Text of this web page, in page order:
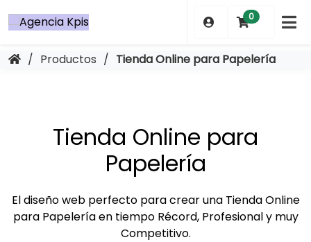
al
0
/ Productos / Tienda Online para Papelería
Tienda Online para
Papelería
El diseño web perfecto para crear una Tienda Online
para Papelería en tiempo Récord, Profesional y muy
Competitivo.